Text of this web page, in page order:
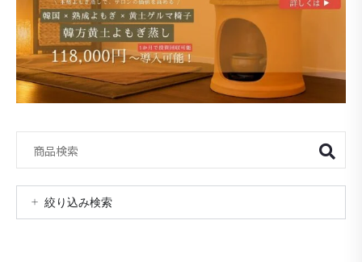
絞り込み検索